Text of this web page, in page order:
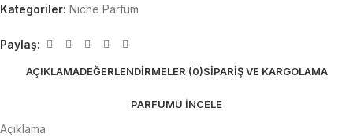
Kategoriler: Niche Parfüm
Paylaş:
AÇIKLAMADEĞERLENDIRMELER (0)SIPARIŞ VE KARGOLAMA
PARFÜMÜ İNCELE
Açıklama